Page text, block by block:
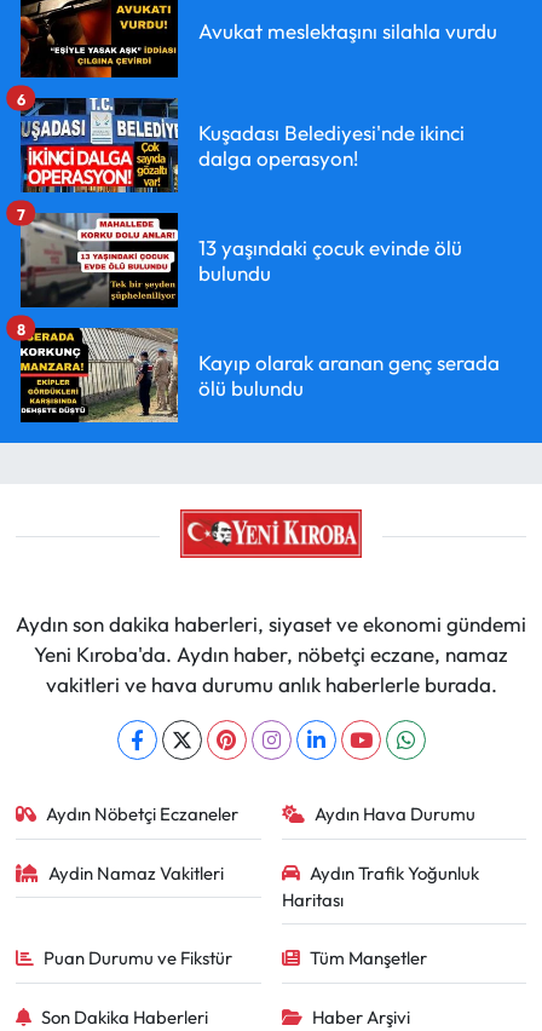
Avukat meslektaşını silahla vurdu
Kuşadası Belediyesi'nde ikinci
dalga operasyon!
6
13 yaşındaki çocuk evinde ölü
bulundu
7
Kayıp olarak aranan genç serada
ölü bulundu
8
Aydın son dakika haberleri, siyaset ve ekonomi gündemi
Yeni Kıroba'da. Aydın haber, nöbetçi eczane, namaz
vakitleri ve hava durumu anlık haberlerle burada.
Aydın Nöbetçi Eczaneler Aydın Hava Durumu
Aydin Namaz Vakitleri
Aydın Trafik Yoğunluk
Haritası
Puan Durumu ve Fikstür Tüm Manşetler
Son Dakika Haberleri Haber Arşivi